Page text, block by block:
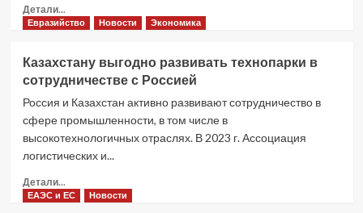
Европы
Детали...
больше
всему
фронту
—
США
выдавливают
российскую
из
Сербии
Евразийство Новости Экономика
Казахстану выгодно развивать технопарки в
сотрудничестве с Россией
Россия и Казахстан активно развивают сотрудничество в
сфере промышленности, в том числе в
высокотехнологичных отраслях. В 2023 г. Ассоциация
логистических и...
Детали...
больше
ЕАЭС и ЕС Новости